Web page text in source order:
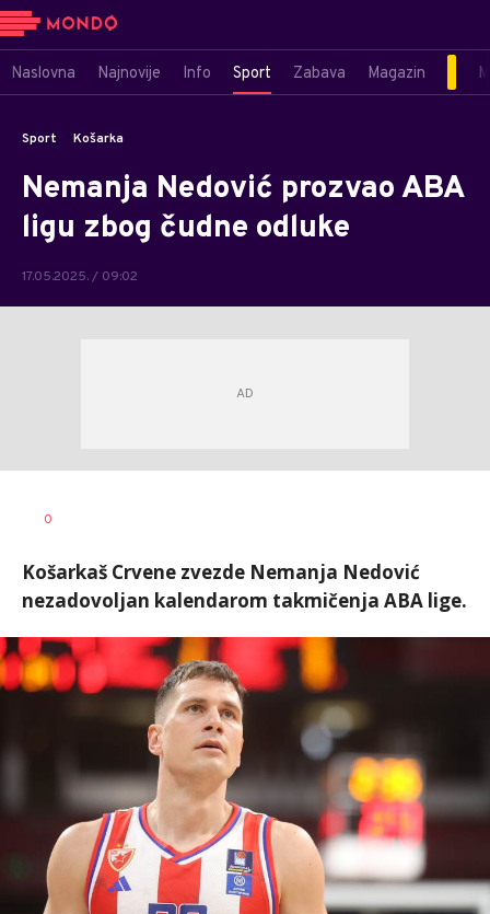
Naslovna Najnovije Info Sport Zabava Magazin
Sport Košarka
Nemanja Nedović prozvao ABA
ligu zbog čudne odluke
17.05.2025. / 09:02
AUTOR
0
Košarkaš Crvene zvezde Nemanja Nedović
nezadovoljan kalendarom takmičenja ABA lige.